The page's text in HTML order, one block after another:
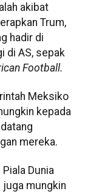
akibat
Trum,
hadir di
di AS, sepak
Football.
Meksiko
kepada
mereka.
Dunia
juga mungkin